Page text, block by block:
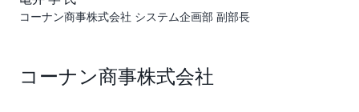
POS システムのクラウド化も実現し、効率的な販売デ
AWS に移行したシステムの中には、約 430 店舗を擁す
るホームセンター「コーナン」の約 4,000 台近い POS
コーナン商事株式会社 システム企画部 副部長
コーナン商事株式会社